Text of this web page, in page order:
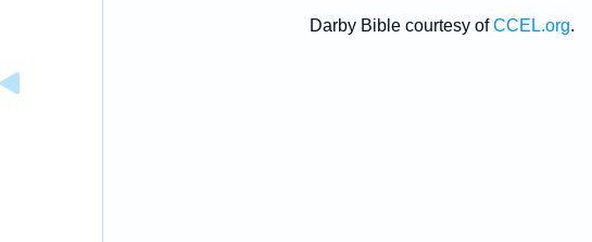
Darby Bible courtesy ofCCEL.org.